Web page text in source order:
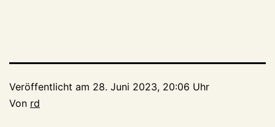
Veröffentlicht am 28. Juni 2023, 20:06 Uhr
Von rd